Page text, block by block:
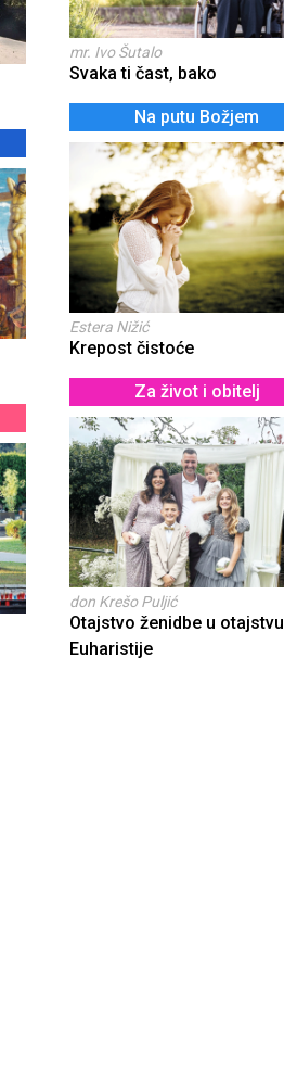
mr. Ivo Šutalo
Svaka ti čast, bako
Na putu Božjem
Estera Nižić
Krepost čistoće
Za život i obitelj
don Krešo Puljić
Otajstvo ženidbe u otajstvu
Euharistije